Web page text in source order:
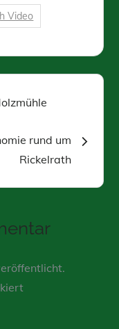
Video
rund um
Rickelrath